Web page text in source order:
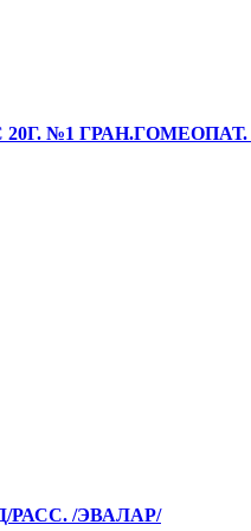
№1
РАСС. /ЭВАЛАР/